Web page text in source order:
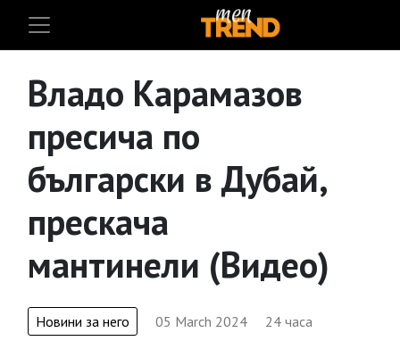
Владо Карамазов
пресича по
български в Дубай,
прескача
мантинели (Видео)
Новини за него 05 March 2024 24 часа